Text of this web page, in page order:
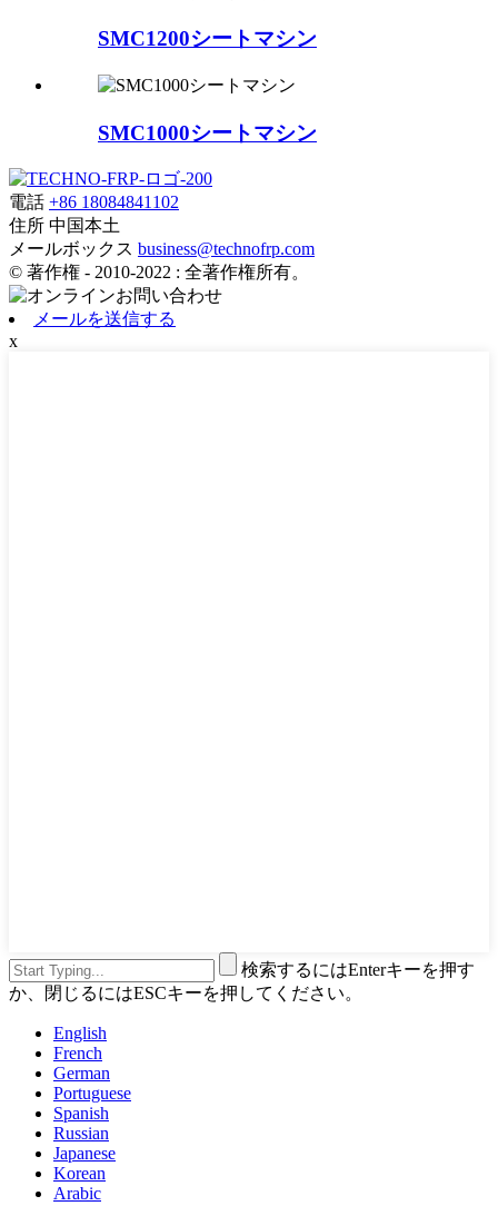
SMC1200シートマシン
SMC1000シートマシン
電話 +86 18084841102
住所 中国本土
メールボックス business@technofrp.com
© 著作権 - 2010-2022 : 全著作権所有。
メールを送信する
x
検索するにはEnterキーを押す
か、閉じるにはESCキーを押してください。
English
French
German
Portuguese
Spanish
Russian
Japanese
Korean
Arabic